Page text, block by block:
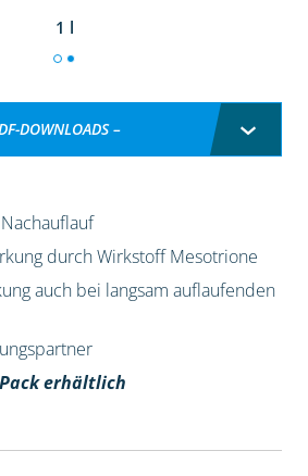
1 l
DOWNLOADS –
durch Wirkstoff Mesotrione
auch bei langsam auflaufenden
erhältlich